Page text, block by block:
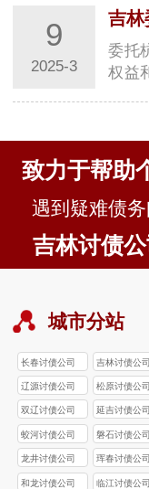
9
2025-3
委托
权益
致力于帮助
遇到疑难债
吉林讨债
城市分站
长春讨债公司 吉林讨债公司
辽源讨债公司 松原讨债公司
双辽讨债公司 延吉讨债公司
蛟河讨债公司 磐石讨债公司
龙井讨债公司 珲春讨债公司
和龙讨债公司 临江讨债公司